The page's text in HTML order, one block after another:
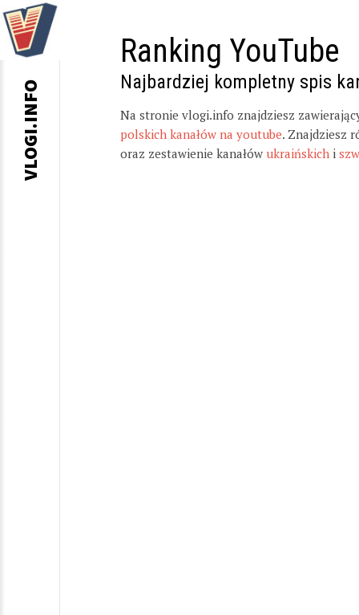
Ranking YouTube
Najbardziej kompletny spis
Na stronie vlogi.info znajdziesz
polskich kanałów na youtube. Znajdziesz
oraz zestawienie kanałów ukraińskich i
VLOGI.INFO